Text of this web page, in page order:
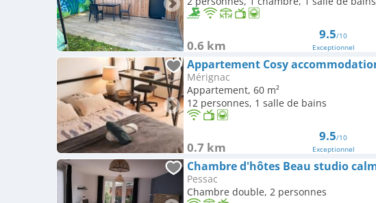
0.6 km
9.5/10
Exceptionnel
Mérignac
Appartement, 60 m²
12 personnes, 1 salle de bains
0.7 km
9.5/10
Exceptionnel
Pessac
Chambre double, 2 personnes